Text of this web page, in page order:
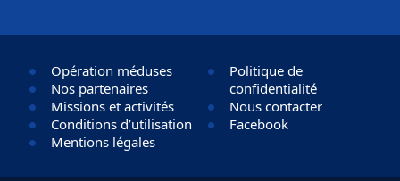
Opération méduses
Nos partenaires
Missions et activités
Conditions d’utilisation
Mentions légales
Politique de
confidentialité
Nous contacter
Facebook